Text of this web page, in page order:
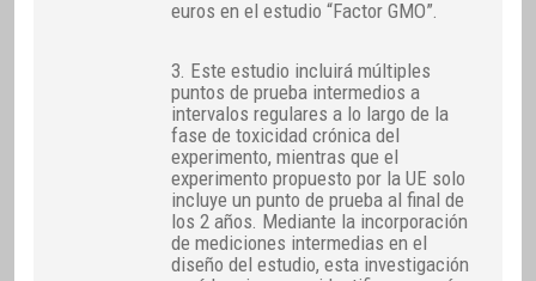
euros en el estudio “Factor GMO”.
3. Este estudio incluirá múltiples
puntos de prueba intermedios a
intervalos regulares a lo largo de la
fase de toxicidad crónica del
experimento, mientras que el
experimento propuesto por la UE solo
incluye un punto de prueba al final de
los 2 años. Mediante la incorporación
de mediciones intermedias en el
diseño del estudio, esta investigación